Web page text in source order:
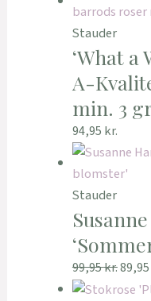
Stauder
‘What a
A-
min. 3
94,95 kr.
Stauder
99,95kr.89,95